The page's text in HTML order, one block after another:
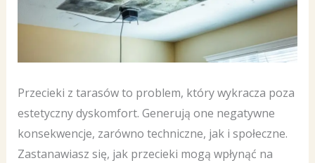
Przecieki z tarasów to problem, który wykracza poza
estetyczny dyskomfort. Generują one negatywne
konsekwencje, zarówno techniczne, jak i społeczne.
Zastanawiasz się, jak przecieki mogą wpłynąć na